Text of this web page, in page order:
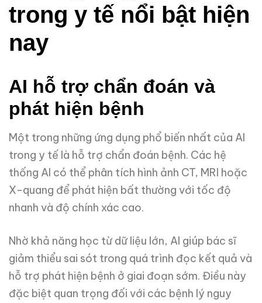
trong y tế nổi bật hiện
nay
AI hỗ trợ chẩn đoán và
phát hiện bệnh
Một trong những ứng dụng phổ biến nhất của AI
trong y tế là hỗ trợ chẩn đoán bệnh. Các hệ
thống AI có thể phân tích hình ảnh CT, MRI hoặc
X-quang để phát hiện bất thường với tốc độ
nhanh và độ chính xác cao.
Nhờ khả năng học từ dữ liệu lớn, AI giúp bác sĩ
giảm thiểu sai sót trong quá trình đọc kết quả và
hỗ trợ phát hiện bệnh ở giai đoạn sớm. Điều này
đặc biệt quan trọng đối với các bệnh lý nguy